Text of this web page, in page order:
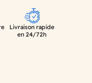
Livraison rapide
en 24/72h